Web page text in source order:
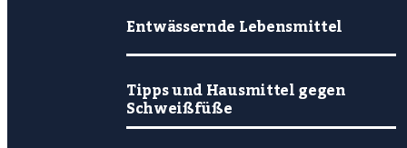
Entwässernde Lebensmittel
Tipps und Hausmittel gegen
Schweißfüße